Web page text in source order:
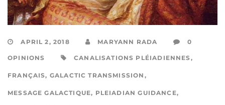
APRIL 2, 2018 MARYANN RADA 0
OPINIONS CANALISATIONS PLÉIADIENNES,
FRANÇAIS, GALACTIC TRANSMISSION ,
MESSAGE GALACTIQUE, PLEIADIAN GUIDANCE,